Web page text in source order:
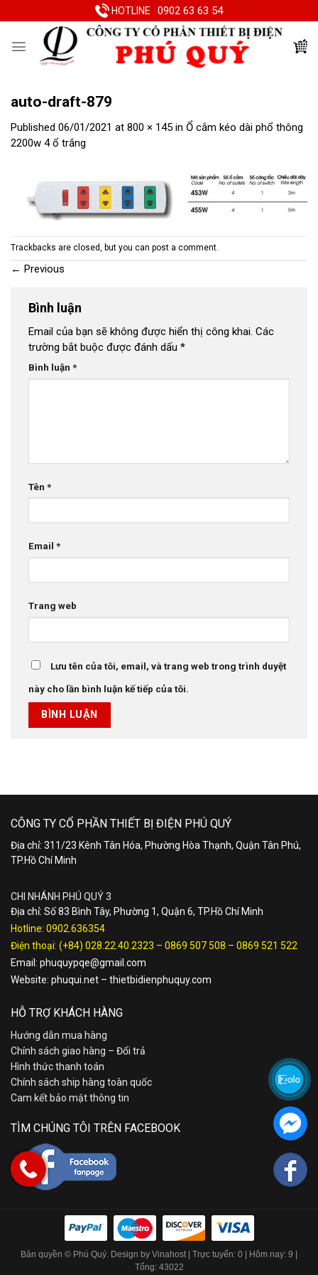
to
HOTLINE 0902 63 63 54
auto-draft-879
Published 06/01/2021 at 800 × 145 in Ổ cắm kéo dài phổ thông
2200w 4 ổ trắng
Trackbacks are closed, but you can post a comment.
← Previous
Bình luận
Email của bạn sẽ không được hiển thị công khai. Các
trường bắt buộc được đánh dấu *
Bình luận *
Tên *
Email *
Trang web
Lưu tên của tôi, email, và trang web trong trình duyệt
này cho lần bình luận kế tiếp của tôi.
CÔNG TY CỔ PHẦN THIẾT BỊ ĐIỆN PHÚ QUÝ
Địa chỉ: 311/23 Kênh Tân Hóa, Phường Hòa Thạnh, Quận Tân Phú,
TP.Hồ Chí Minh
CHI NHÁNH PHÚ QUÝ 3
Địa chỉ: Số 83 Bình Tây, Phường 1, Quận 6, TP.Hồ Chí Minh
Hotline: 0902.636354
Điện thoại: (+84) 028.22.40.2323 – 0869 507 508 – 0869 521 522
Email: phuquypqe@gmail.com
Website: phuqui.net – thietbidienphuquy.com
HỖ TRỢ KHÁCH HÀNG
Hướng dẫn mua hàng
Chính sách giao hàng – Đổi trả
Hình thức thanh toán
Chính sách ship hàng toàn quốc
Cam kết bảo mật thông tin
TÌM CHÚNG TÔI TRÊN FACEBOOK
Bản quyền © Phú Quý. Design by Vinahost | Trực tuyến: 0 | Hôm nay: 9 |
Tổng: 43022